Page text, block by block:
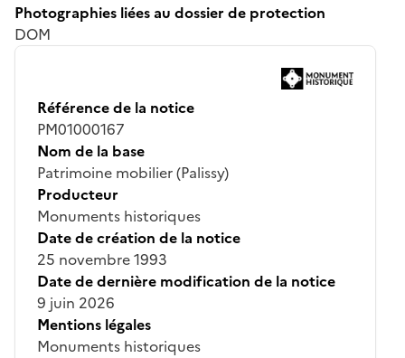
Photographies liées au dossier de protection
DOM
Référence de la notice
PM01000167
Nom de la base
Patrimoine mobilier (Palissy)
Producteur
Monuments historiques
Date de création de la notice
25 novembre 1993
Date de dernière modification de la notice
9 juin 2026
Mentions légales
Monuments historiques